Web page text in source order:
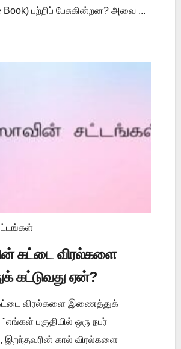
Book) பற்றிப் பேசுகின்றன? அவை ...
கட்டை விரல்களை
கட்டுவது ஏன்?
விரல்களை இணைத்துக்
பகுதியில் ஒரு நபர்
இறந்தவரின் கால் விரல்களை